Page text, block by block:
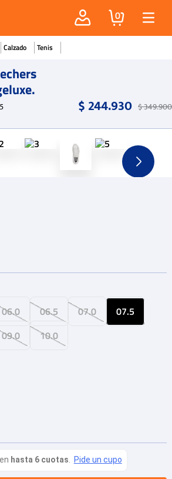
0
Calzado Tenis
$244.930 $349.900
06.0 06.5 07.0
07.5
09.0 10.0